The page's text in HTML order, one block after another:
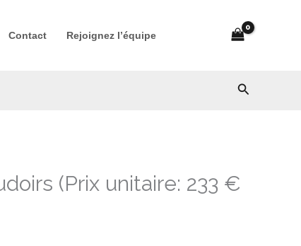
Contact Rejoignez l’équipe
(Prix unitaire: 233 €